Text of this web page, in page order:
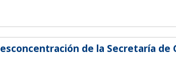
de la Secretaría de